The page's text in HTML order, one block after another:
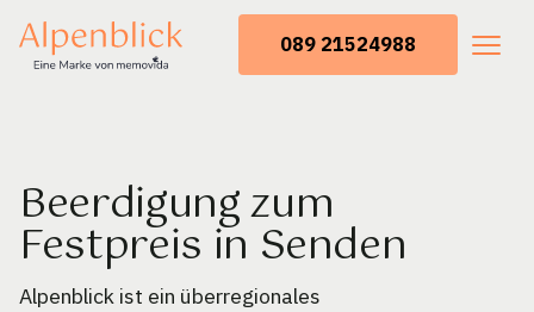
089 21524988
Beerdigung zum
Festpreis in Senden
Alpenblick ist ein überregionales